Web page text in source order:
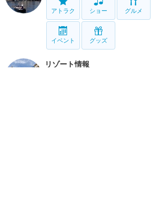
アトラク ショー グルメ
イベント グッズ
リゾート情報